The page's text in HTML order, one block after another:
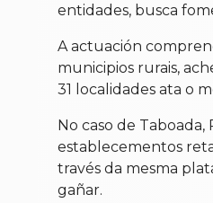
entidades, busca
A actuación
municipios rurais,
31 localidades ata o
No caso de
establecementos
través da mesma
gañar.